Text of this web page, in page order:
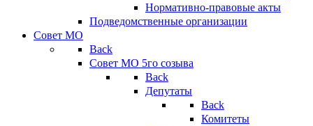
Нормативно-правовые акты
Подведомственные организации
Совет МО
Back
Совет МО 5го созыва
Back
Депутаты
Back
Комитеты